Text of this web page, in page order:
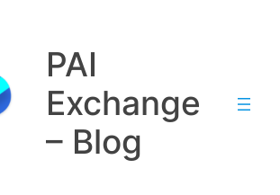
PAI
Exchange
– Blog